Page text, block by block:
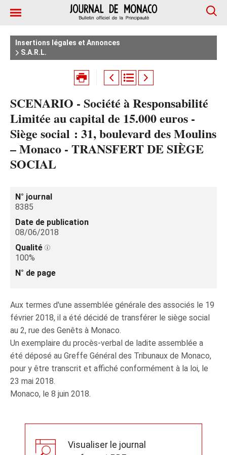
Insertions légales et Annonces
S.A.R.L.
SCENARIO - Société à Responsabilité
Limitée au capital de 15.000 euros -
Siège social : 31, boulevard des Moulins
– Monaco - TRANSFERT DE SIÈGE
SOCIAL
N° journal
8385
Date de publication
08/06/2018
Qualité
100%
N° de page
Aux termes d'une assemblée générale des associés le 19
février 2018, il a été décidé de transférer le siège social
au 2, rue des Genêts à Monaco.
Un exemplaire du procès-verbal de ladite assemblée a
été déposé au Greffe Général des Tribunaux de Monaco,
pour y être transcrit et affiché conformément à la loi, le
23 mai 2018.
Monaco, le 8 juin 2018.
Visualiser le journal